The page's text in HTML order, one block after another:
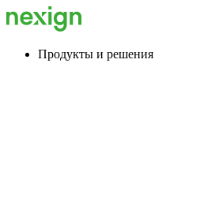
Продукты и решения